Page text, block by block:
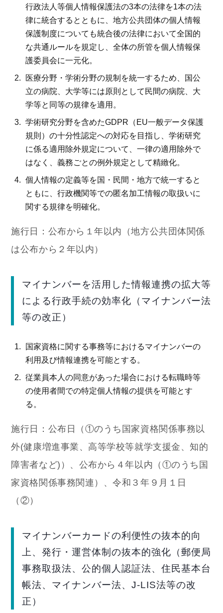
行政法人等個人情報保護法の3本の法律を1本の法
律に統合するとともに、地方公共団体の個人情報
保護制度についても統合後の法律において全国的
な共通ルールを規定し、全体の所管を個人情報保
護委員会に一元化。
医療分野・学術分野の規制を統一するため、国公
立の病院、大学等には原則として民間の病院、大
学等と同等の規律を適用。
学術研究分野を含めたGDPR（EU一般データ保護
規則）の十分性認定への対応を目指し、学術研究
に係る適用除外規定について、一律の適用除外で
はなく、義務ごとの例外規定として精緻化。
個人情報の定義等を国・民間・地方で統一すると
ともに、行政機関等での匿名加工情報の取扱いに
関する規律を明確化。
施行日：公布から１年以内（地方公共団体関係
は公布から２年以内）
マイナンバーを活用した情報連携の拡大等
による行政手続の効率化（マイナンバー法
等の改正）
国家資格に関する事務等におけるマイナンバーの
利用及び情報連携を可能とする。
従業員本人の同意があった場合における転職時等
の使用者間での特定個人情報の提供を可能とす
る。
施行日：公布日（①のうち国家資格関係事務以
外(健康増進事業、高等学校等就学支援金、知的
障害者など)）、公布から４年以内（①のうち国
家資格関係事務関連）、令和３年９月１日
（②）
マイナンバーカードの利便性の抜本的向
上、発行・運営体制の抜本的強化（郵便局
事務取扱法、公的個人認証法、住民基本台
帳法、マイナンバー法、J-LIS法等の改
正）